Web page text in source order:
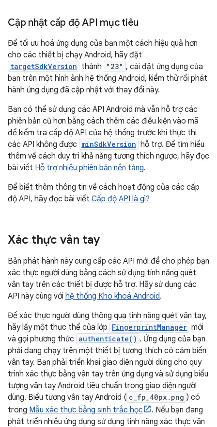
Cập nhật cấp độ API mục tiêu
Để tối ưu hoá ứng dụng của bạn một cách hiệu quả hơn
cho các thiết bị chạy Android, hãy đặt
targetSdkVersion thành "23" , cài đặt ứng dụng của
bạn trên một hình ảnh hệ thống Android, kiểm thử rồi phát
hành ứng dụng đã cập nhật với thay đổi này.
Bạn có thể sử dụng các API Android mà vẫn hỗ trợ các
phiên bản cũ hơn bằng cách thêm các điều kiện vào mã
để kiểm tra cấp độ API của hệ thống trước khi thực thi
các API không được minSdkVersion hỗ trợ. Để tìm hiểu
thêm về cách duy trì khả năng tương thích ngược, hãy đọc
bài viết Hỗ trợ nhiều phiên bản nền tảng.
Để biết thêm thông tin về cách hoạt động của các cấp
độ API, hãy đọc bài viết Cấp độ API là gì?
Xác thực vân tay
Bản phát hành này cung cấp các API mới để cho phép bạn
xác thực người dùng bằng cách sử dụng tính năng quét
vân tay trên các thiết bị được hỗ trợ. Hãy sử dụng các
API này cùng với hệ thống Kho khoá Android.
Để xác thực người dùng thông qua tính năng quét vân tay,
hãy lấy một thực thể của lớp FingerprintManager mới
và gọi phương thức authenticate() . Ứng dụng của bạn
phải đang chạy trên một thiết bị tương thích có cảm biến
vân tay. Bạn phải triển khai giao diện người dùng cho quy
trình xác thực bằng vân tay trên ứng dụng và sử dụng biểu
tượng vân tay Android tiêu chuẩn trong giao diện người
dùng. Biểu tượng vân tay Android ( c_fp_40px.png ) có
trong Mẫu xác thực bằng sinh trắc học
. Nếu bạn đang
phát triển nhiều ứng dụng sử dụng tính năng xác thực vân